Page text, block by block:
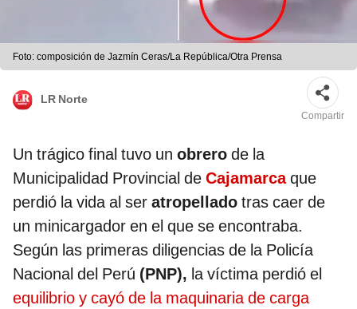
Foto: composición de Jazmín Ceras/La República/Otra Prensa
LR Norte
Compartir
Un trágico final tuvo un obrero de la
Municipalidad Provincial de Cajamarcaque
perdió la vida al ser atropellado tras caer de
un minicargador en el que se encontraba.
Según las primeras diligencias de la Policía
Nacional del Perú (PNP), la víctima perdió el
equilibrio y cayó de la maquinaria de carga